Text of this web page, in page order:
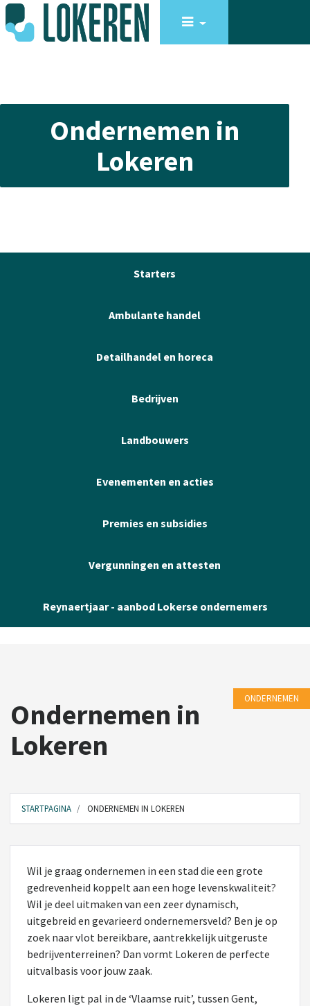
Ondernemen in
Lokeren
Starters
Ambulante handel
Detailhandel en horeca
Bedrijven
Landbouwers
Evenementen en acties
Premies en subsidies
Vergunningen en attesten
Reynaertjaar - aanbod Lokerse ondernemers
ONDERNEMEN
Ondernemen in
Lokeren
STARTPAGINA ONDERNEMEN IN LOKEREN
Wil je graag ondernemen in een stad die een grote
gedrevenheid koppelt aan een hoge levenskwaliteit?
Wil je deel uitmaken van een zeer dynamisch,
uitgebreid en gevarieerd ondernemersveld? Ben je op
zoek naar vlot bereikbare, aantrekkelijk uitgeruste
bedrijventerreinen? Dan vormt Lokeren de perfecte
uitvalbasis voor jouw zaak.
Lokeren ligt pal in de ‘Vlaamse ruit’, tussen Gent,